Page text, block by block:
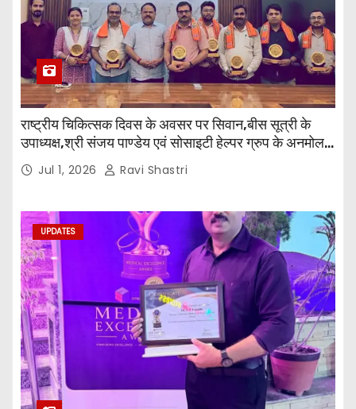
राष्ट्रीय चिकित्सक दिवस के अवसर पर सिवान,बीस सूत्री के
उपाध्यक्ष,श्री संजय पाण्डेय एवं सोसाइटी हेल्पर ग्रुप के अनमोल
जी तथा इनर व्हील क्लब की अध्यक्षा श्रीमती आरती अलोक वर्मा
एवं उनकी टीम द्वारा महाविद्यालय के प्राचार्य डॉ. सुधांशु शेखर
Jul 1, 2026 Ravi Shastri
UPDATES